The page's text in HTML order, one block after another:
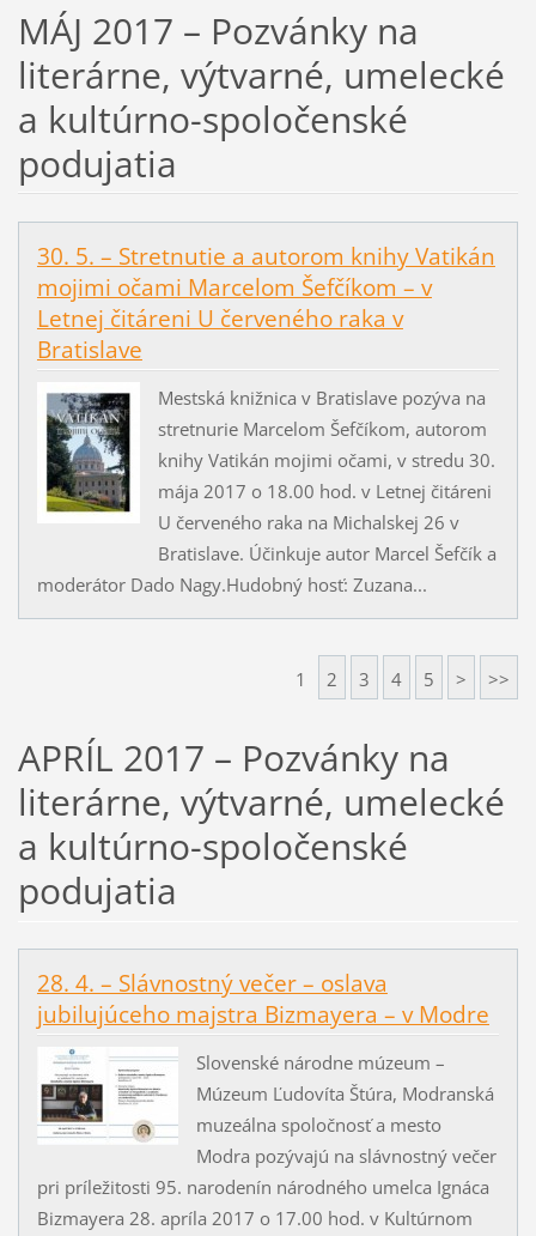
MÁJ 2017 – Pozvánky na
literárne, výtvarné, umelecké
a kultúrno-spoločenské
podujatia
30. 5. – Stretnutie a autorom knihy Vatikán
mojimi očami Marcelom Šefčíkom – v
Letnej čitáreni U červeného raka v
Bratislave
Mestská knižnica v Bratislave pozýva na
stretnurie Marcelom Šefčíkom, autorom
knihy Vatikán mojimi očami, v stredu 30.
mája 2017 o 18.00 hod. v Letnej čitáreni
U červeného raka na Michalskej 26 v
Bratislave. Účinkuje autor Marcel Šefčík a
moderátor Dado Nagy.Hudobný hosť: Zuzana...
1 2 3 4 5 > >>
APRÍL 2017 – Pozvánky na
literárne, výtvarné, umelecké
a kultúrno-spoločenské
podujatia
28. 4. – Slávnostný večer – oslava
jubilujúceho majstra Bizmayera – v Modre
Slovenské národne múzeum –
Múzeum Ľudovíta Štúra, Modranská
muzeálna spoločnosť a mesto
Modra pozývajú na slávnostný večer
pri príležitosti 95. narodenín národného umelca Ignáca
Bizmayera 28. apríla 2017 o 17.00 hod. v Kultúrnom